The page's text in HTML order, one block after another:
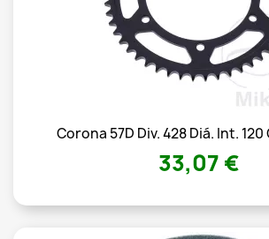
Corona 57D Div. 428 Diá. Int.
33,07 €